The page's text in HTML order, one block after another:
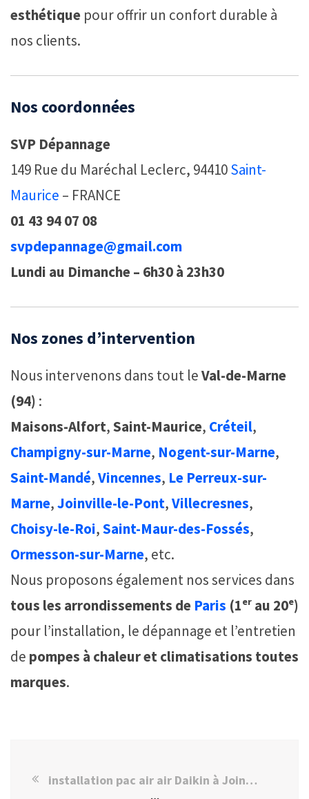
esthétique pour offrir un confort durable à
nos clients.
Nos coordonnées
SVP Dépannage
149 Rue du Maréchal Leclerc, 94410Saint-
Maurice – FRANCE
01 43 94 07 08
svpdepannage@gmail.com
Lundi au Dimanche – 6h30 à 23h30
Nos zones d’intervention
Nous intervenons dans tout leVal-de-Marne
(94) :
Maisons-Alfort,Saint-Maurice, Créteil,
Champigny-sur-Marne, Nogent-sur-Marne,
Saint-Mandé,Vincennes, Le Perreux-sur-
Marne,Joinville-le-Pont,Villecresnes,
Choisy-le-Roi,Saint-Maur-des-Fossés,
Ormesson-sur-Marne, etc.
Nous proposons également nos services dans
tous les arrondissements de Paris (1ᵉʳ au 20ᵉ)
pour l’installation, le dépannage et l’entretien
de pompes à chaleur et climatisations toutes
marques.
installation pac air air Daikin à Joinville